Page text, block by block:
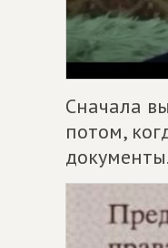
Сначала
потом,